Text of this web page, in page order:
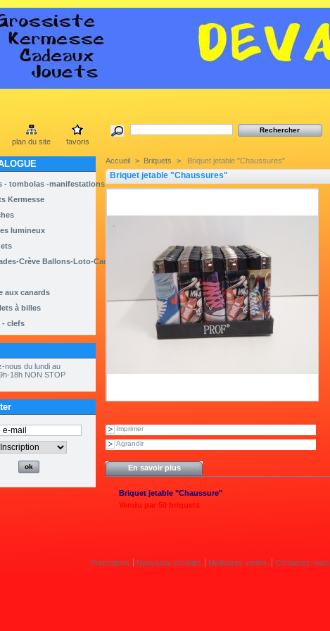
plan du site favoris
- tombolas -manifestations
Kermesse
lumineux
Crève Ballons-Loto-Cadeaux
aux canards
à billes
- clefs
nous du lundi au
18h NON STOP
Accueil > Briquets > Briquet jetable "Chaussures"
Briquet jetable "Chaussures"
Imprimer
Agrandir
En savoir plus
Briquet jetable "Chaussure"
Vendu par 50 briquets
Promotions Nouveaux produits Meilleures ventes Contactez-nous